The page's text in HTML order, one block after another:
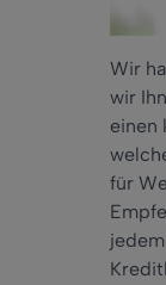
Wir
wir
einen
für